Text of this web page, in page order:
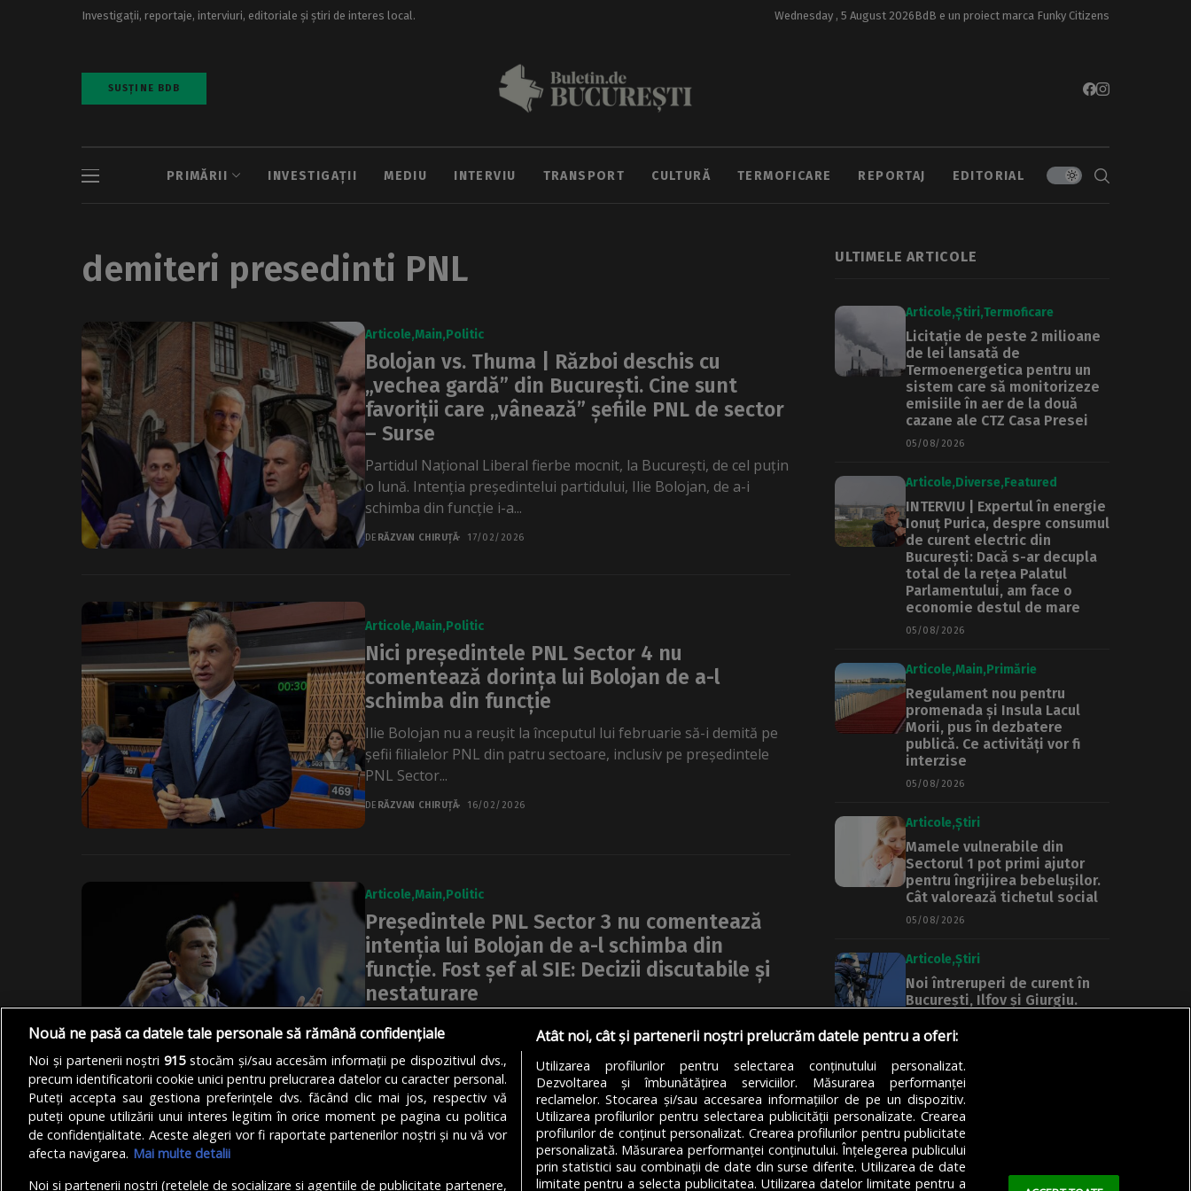
Investigații, reportaje, interviuri, editoriale și știri de interes local. Wednesday , 5 August 2026BdB e un proiect marca Funky Citizens
SUSȚINE BDB
PRIMĂRII INVESTIGAȚII MEDIU INTERVIU TRANSPORT CULTURĂ TERMOFICARE REPORTAJ EDITORIAL
demiteri presedinti PNL
Articole Main Politic
Bolojan vs. Thuma | Război deschis cu
„vechea gardă” din București. Cine sunt
favoriții care „vânează” șefiile PNL de sector
– Surse
Partidul Național Liberal fierbe mocnit, la București, de cel puțin
o lună. Intenția președintelui partidului, Ilie Bolojan, de a-i
schimba din funcție i-a...
DE RĂZVAN CHIRUȚĂ 17/02/2026
Articole Main Politic
Nici președintele PNL Sector 4 nu
comentează dorința lui Bolojan de a-l
schimba din funcție
Ilie Bolojan nu a reușit la începutul lui februarie să-i demită pe
șefii filialelor PNL din patru sectoare, inclusiv pe președintele
PNL Sector...
DE RĂZVAN CHIRUȚĂ 16/02/2026
Articole Main Politic
Președintele PNL Sector 3 nu comentează
intenția lui Bolojan de a-l schimba din
funcție. Fost șef al SIE: Decizii discutabile și
nestaturare
Președintele PNL Sector 3 Andrei Baciu a refuzat să comenteze
intenția premierului și președintele PNL, Ilie Bolojan, de a-i
demite din funcție. Liderul...
DE ANDREEA TUDOR 16/02/2026
ULTIMELE ARTICOLE
Articole Știri Termoficare
Licitație de peste 2 milioane
de lei lansată de
Termoenergetica pentru un
sistem care să monitorizeze
emisiile în aer de la două
cazane ale CTZ Casa Presei
05/08/2026
Articole Diverse Featured
INTERVIU | Expertul în energie
Ionuț Purica, despre consumul
de curent electric din
București: Dacă s-ar decupla
total de la rețea Palatul
Parlamentului, am face o
economie destul de mare
05/08/2026
Articole Main Primărie
Regulament nou pentru
promenada și Insula Lacul
Morii, pus în dezbatere
publică. Ce activități vor fi
interzise
05/08/2026
Articole Știri
Mamele vulnerabile din
Sectorul 1 pot primi ajutor
pentru îngrijirea bebelușilor.
Cât valorează tichetul social
05/08/2026
Articole Știri
Noi întreruperi de curent în
București, Ilfov și Giurgiu.
transmite lista actualizată a
05/08/2026
Nouă ne pasă ca datele tale personale să rămână confidențiale
Noi și partenerii noștri915stocăm și/sau accesăm informații pe dispozitivul dvs.,
precum identificatorii cookie unici pentru prelucrarea datelor cu caracter personal.
Puteți accepta sau gestiona preferințele dvs. făcând clic mai jos, respectiv vă
puteți opune utilizării unui interes legitim în orice moment pe pagina cu politica
de confidențialitate. Aceste alegeri vor fi raportate partenerilor noștri și nu vă vor
afecta navigarea. Mai multe detalii
Noi si partenerii nostri (retelele de socializare si agentiile de publicitate partenere,
Atât noi, cât și partenerii noștri prelucrăm datele pentru a oferi:
Utilizarea profilurilor pentru selectarea conținutului personalizat.
Dezvoltarea și îmbunătățirea serviciilor. Măsurarea performanței
reclamelor. Stocarea și/sau accesarea informațiilor de pe un dispozitiv.
Utilizarea profilurilor pentru selectarea publicității personalizate. Crearea
profilurilor de conținut personalizat. Crearea profilurilor pentru publicitate
personalizată. Măsurarea performanței conținutului. Înțelegerea publicului
prin statistici sau combinații de date din surse diferite. Utilizarea de date
limitate pentru a selecta publicitatea. Utilizarea datelor limitate pentru a